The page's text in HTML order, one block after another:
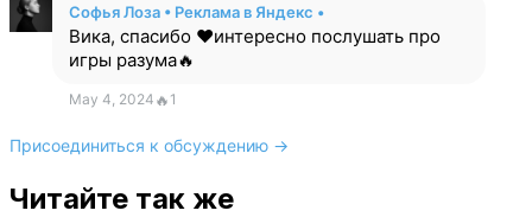
Софья Лоза • Реклама в Яндекс •
Вика, спасибо ❤️интересно послушать про
игры разума🔥
May 4, 2024 🔥 1
Присоединиться к обсуждению →
Читайте так же